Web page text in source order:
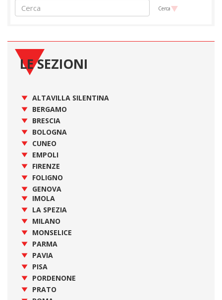
Cerca
LE SEZIONI
ALTAVILLA SILENTINA
BERGAMO
BRESCIA
BOLOGNA
CUNEO
EMPOLI
FIRENZE
FOLIGNO
GENOVA
IMOLA
LA SPEZIA
MILANO
MONSELICE
PARMA
PAVIA
PISA
PORDENONE
PRATO